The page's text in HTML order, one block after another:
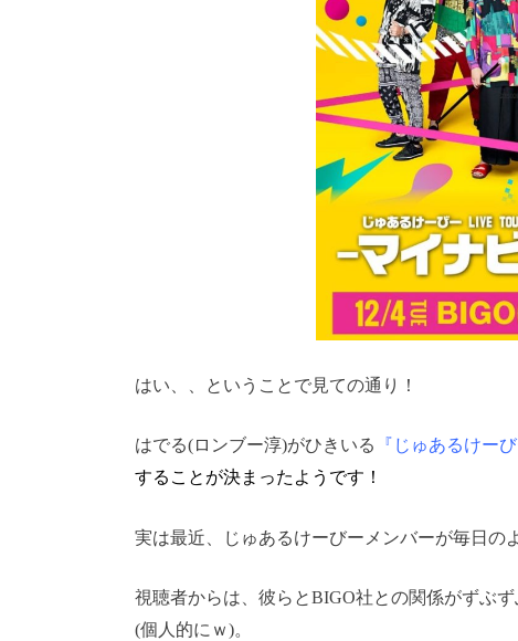
はい、、ということで見ての通り！
はでる(ロンブー淳)がひきいる 『じゅあるけーび
することが決まったようです！
実は最近、じゅあるけーびーメンバーが毎日の
視聴者からは、彼らとBIGO社との関係がずぶ
(個人的にｗ)。